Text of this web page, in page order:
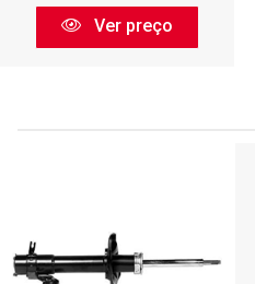
Ver preço